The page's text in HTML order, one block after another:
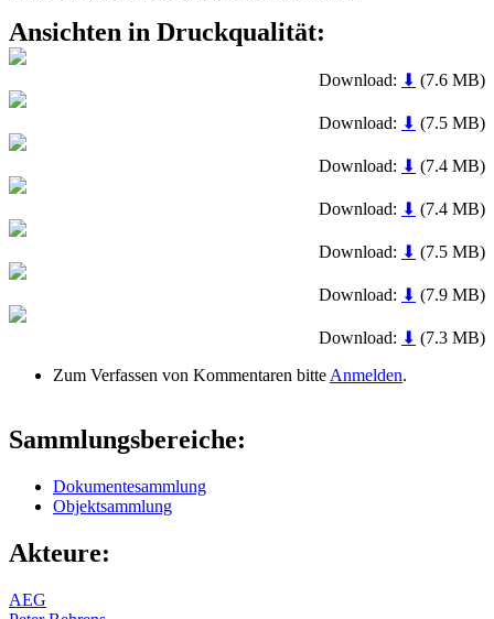
Ansichten in Druckqualität:
Download: ⬇ (7.6 MB)
Download: ⬇ (7.5 MB)
Download: ⬇ (7.4 MB)
Download: ⬇ (7.4 MB)
Download: ⬇ (7.5 MB)
Download: ⬇ (7.9 MB)
Download: ⬇ (7.3 MB)
Zum Verfassen von Kommentaren bitte Anmelden.
Sammlungsbereiche:
Dokumentesammlung
Objektsammlung
Akteure:
AEG